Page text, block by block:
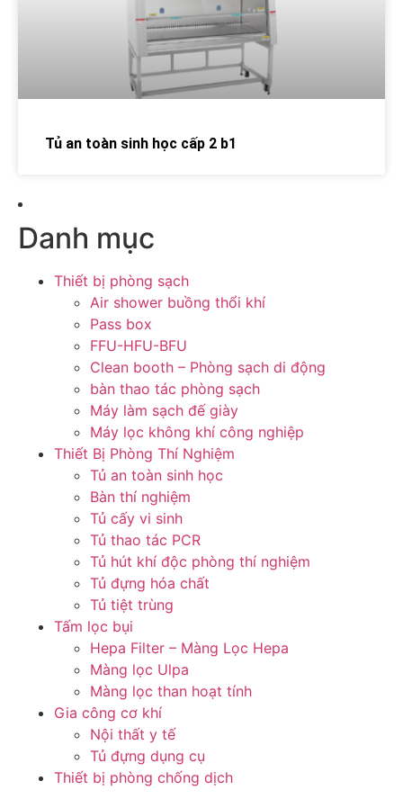
Tủ an toàn sinh học cấp 2 b1
Danh mục
Thiết bị phòng sạch
Air shower buồng thổi khí
Pass box
FFU-HFU-BFU
Clean booth – Phòng sạch di động
bàn thao tác phòng sạch
Máy làm sạch đế giày
Máy lọc không khí công nghiệp
Thiết Bị Phòng Thí Nghiệm
Tủ an toàn sinh học
Bàn thí nghiệm
Tủ cấy vi sinh
Tủ thao tác PCR
Tủ hút khí độc phòng thí nghiệm
Tủ đựng hóa chất
Tủ tiệt trùng
Tấm lọc bụi
Hepa Filter – Màng Lọc Hepa
Màng lọc Ulpa
Màng lọc than hoạt tính
Gia công cơ khí
Nội thất y tế
Tủ đựng dụng cụ
Thiết bị phòng chống dịch